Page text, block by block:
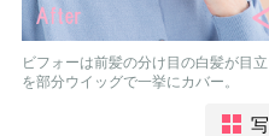
ビフォーは前髪の分け目の白髪が目
を部分ウイッグで一挙にカバー。